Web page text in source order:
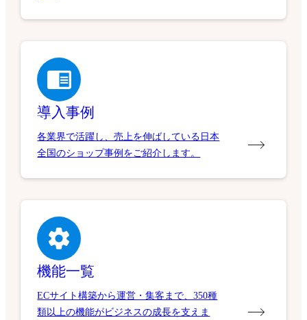
導入事例
各業界で活躍し、売上を伸ばしている日本
全国のショップ事例をご紹介します。
機能一覧
ECサイト構築から運営・集客まで、350種
類以上の機能がビジネスの成長を支えま